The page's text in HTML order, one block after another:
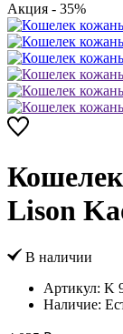
Акция - 35%
Lison
В наличии
Артикул: K
Наличие: